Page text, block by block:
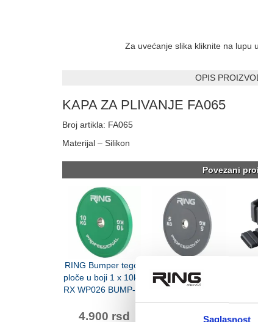
Saglasnost
Za uvećanje slika kliknite na lupu
OPIS
KAPA ZA PLIVANJE FA065
Broj artikla: FA065
Materijal – Silikon
Povezani
RING Bumper tegovi
ploče u boji 1 x 10kg-
RX WP026 BUMP-10
4.900 rsd
ploče u boji 1 x 5kg-
RX WP026 BUMP-5
2.490 rsd